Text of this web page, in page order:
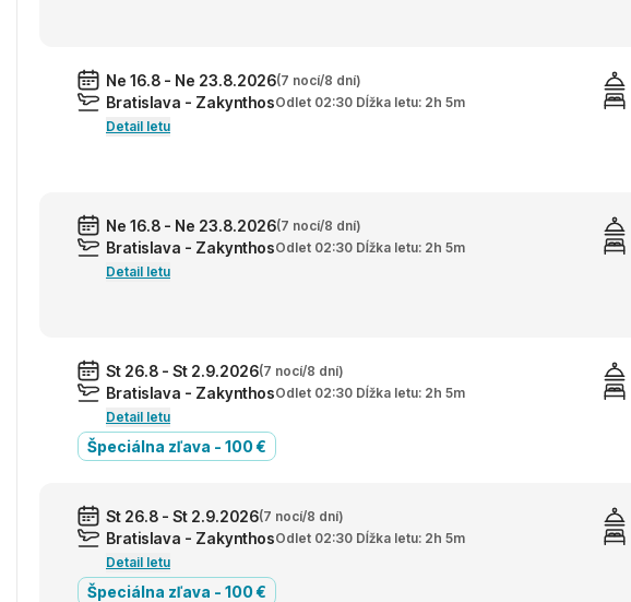
Ne 16.8 - Ne 23.8.2026(7 nocí/8 dní)
Bratislava - ZakynthosOdlet 02:30 Dĺžka letu: 2h 5m
Detail letu
Ne 16.8 - Ne 23.8.2026(7 nocí/8 dní)
Bratislava - ZakynthosOdlet 02:30 Dĺžka letu: 2h 5m
Detail letu
St 26.8 - St 2.9.2026(7 nocí/8 dní)
Bratislava - ZakynthosOdlet 02:30 Dĺžka letu: 2h 5m
Detail letu
Špeciálna zľava - 100 €
St 26.8 - St 2.9.2026(7 nocí/8 dní)
Bratislava - ZakynthosOdlet 02:30 Dĺžka letu: 2h 5m
Detail letu
Špeciálna zľava - 100 €